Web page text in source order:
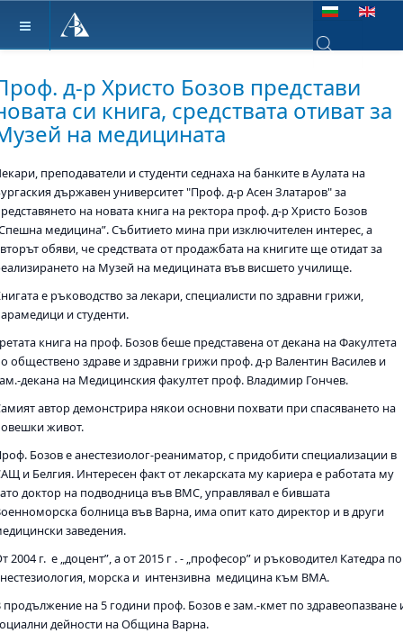
Изберете език
д-р Христо Бозов представи
си книга, средствата отиват за
на медицината
преподаватели и студенти седнаха на банките в Аулата на
държавен университет "Проф. д-р Асен Златаров" за
на новата книга на ректора проф. д-р Христо Бозов
медицина”. Събитието мина при изключителен интерес, а
обяви, че средствата от продажбата на книгите ще отидат за
на Музей на медицината във висшето училище.
е ръководство за лекари, специалисти по здравни грижи,
и студенти.
книга на проф. Бозов беше представена от декана на Факултета
обществено здраве и здравни грижи проф. д-р Валентин Василев и
декана на Медицинския факултет проф. Владимир Гончев.
автор демонстрира някои основни похвати при спасяването на
живот.
Бозов е анестезиолог-реаниматор, с придобити специализации в
и Белгия. Интересен факт от лекарската му кариера е работата му
доктор на подводница във ВМС, управлявал е бившата
болница във Варна, има опит като директор и в други
заведения.
2004 г. е „доцент”, а от 2015 г . - „професор” и ръководител Катедра по
морска и интензивна медицина към ВМА.
продължение на 5 години проф. Бозов е зам.-кмет по здравеопазване
дейности на Община Варна.